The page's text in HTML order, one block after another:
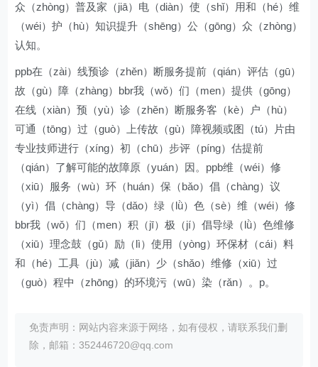
众（zhòng）普及家（jiā）电（diàn）使（shǐ）用和（hé）维
（wéi）护（hù）知识提升（shēng）公（gōng）众（zhòng）
认知。
ppb在（zài）线预诊（zhěn）断服务提前（qián）评估（gū）
故（gù）障（zhàng）bbr我（wǒ）们（men）提供（gōng）
在线（xiàn）预（yù）诊（zhěn）断服务客（kè）户（hù）
可通（tōng）过（guò）上传故（gù）障视频或图（tú）片由
专业技师进行（xíng）初（chū）步评（píng）估提前
（qián）了解可能的故障原（yuán）因。ppb维（wéi）修
（xiū）服务（wù）环（huán）保（bǎo）倡（chàng）议
（yì）倡（chàng）导（dǎo）绿（lǜ）色（sè）维（wéi）修
bbr我（wǒ）们（men）积（jī）极（jí）倡导绿（lǜ）色维修
（xiū）理念鼓（gǔ）励（lì）使用（yòng）环保材（cái）料
和（hé）工具（jù）减（jiǎn）少（shǎo）维修（xiū）过
（guò）程中（zhōng）的环境污（wū）染（rǎn）。p。
免责声明：网站内容来源于网络，如有侵权，请联系我们删
除，邮箱：352446720@qq.com